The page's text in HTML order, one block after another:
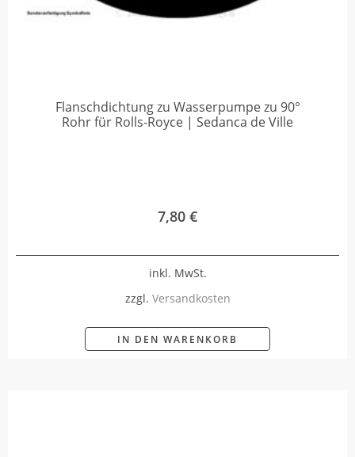
Flanschdichtung zu Wasserpumpe zu 90°
Rohr für Rolls-Royce | Sedanca de Ville
7,80 €
inkl. MwSt.
zzgl. Versandkosten
IN DEN WARENKORB